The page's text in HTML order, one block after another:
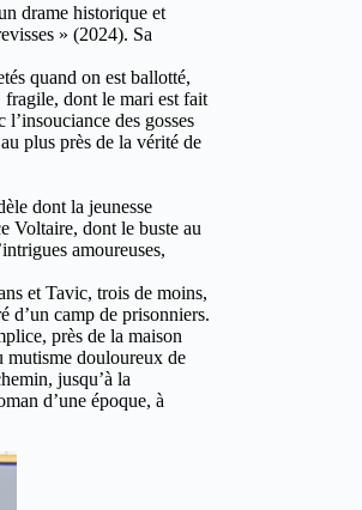
drame historique et
» (2024). Sa
quand on est ballotté,
fragile, dont le mari est fait
des gosses
plus près de la vérité de
dont la jeunesse
Voltaire, dont le buste au
amoureuses,
et Tavic, trois de moins,
d’un camp de prisonniers.
près de la maison
mutisme douloureux de
jusqu’à la
d’une époque, à